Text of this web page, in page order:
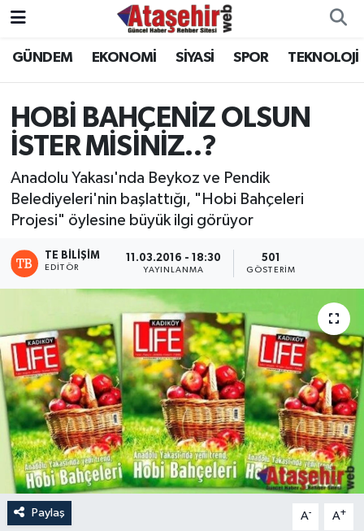
GÜNDEM EKONOMİ SİYASİ SPOR TEKNOLOJİ
HOBİ BAHÇENİZ OLSUN
İSTER MİSİNİZ..?
Anadolu Yakası'nda Beykoz ve Pendik
Belediyeleri'nin başlattığı, "Hobi Bahçeleri
Projesi" öylesine büyük ilgi görüyor
TE BILIŞIM
EDITÖR
11.03.2016 - 18:30
YAYINLANMA
501
GÖSTERIM
Paylaş A- A+
Hava Durumu
Trafik Durumu
Süper Lig Puan Durumu ve Fikstür
Tüm Manşetler
Son Dakika Haberleri
Haber Arşivi